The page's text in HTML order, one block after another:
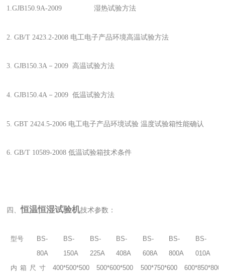
1.GJB150.9A-2009 湿热试验方法
2. GB/T 2423.2-2008 电工电子产品环境高温试验方法
3. GJB150.3A－2009 高温试验方法
4. GJB150.4A－2009 低温试验方法
5. GBT 2424.5-2006 电工电子产品环境试验 温度试验箱性能确认
6. GB/T 10589-2008 低温试验箱技术条件
四、恒温恒湿试验机技术参数：
型号
BS-
80A
BS-
150A
BS-
225A
BS-
408A
BS-
608A
BS-
800A
BS-
010A
内箱尺寸
400*500*500 500*600*500 500*750*600 600*850*800